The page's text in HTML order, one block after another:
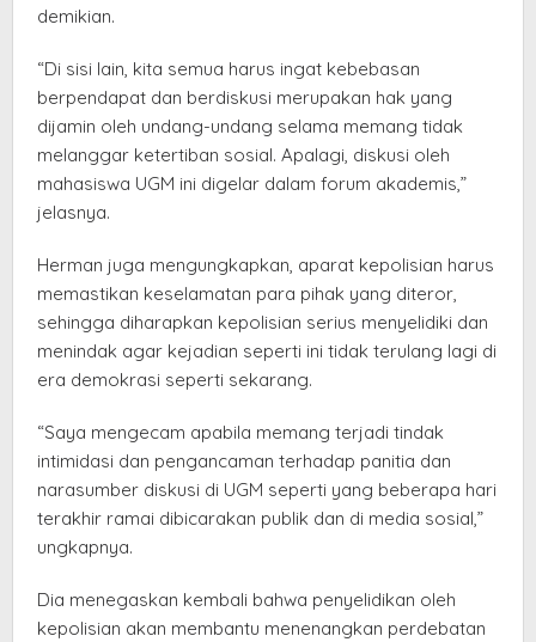
demikian.
“Di sisi lain, kita semua harus ingat kebebasan
berpendapat dan berdiskusi merupakan hak yang
dijamin oleh undang-undang selama memang tidak
melanggar ketertiban sosial. Apalagi, diskusi oleh
mahasiswa UGM ini digelar dalam forum akademis,”
jelasnya.
Herman juga mengungkapkan, aparat kepolisian harus
memastikan keselamatan para pihak yang diteror,
sehingga diharapkan kepolisian serius menyelidiki dan
menindak agar kejadian seperti ini tidak terulang lagi di
era demokrasi seperti sekarang.
“Saya mengecam apabila memang terjadi tindak
intimidasi dan pengancaman terhadap panitia dan
narasumber diskusi di UGM seperti yang beberapa hari
terakhir ramai dibicarakan publik dan di media sosial,”
ungkapnya.
Dia menegaskan kembali bahwa penyelidikan oleh
kepolisian akan membantu menenangkan perdebatan